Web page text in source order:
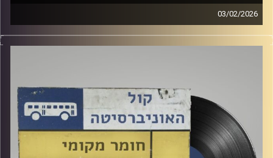
03/02/2026
שעה של מוזיקה ישראלית עם לירז מויאל